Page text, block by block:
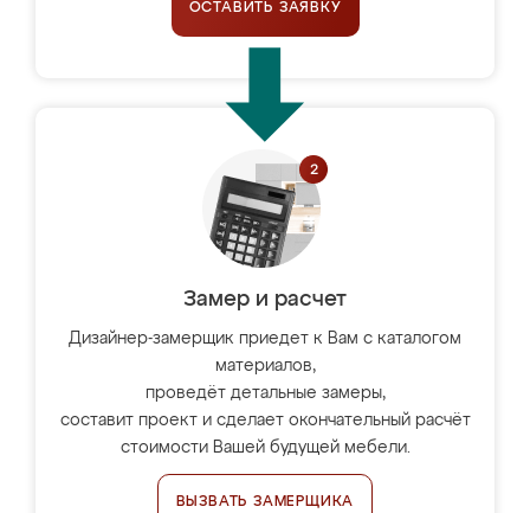
ОСТАВИТЬ ЗАЯВКУ
Замер и расчет
Дизайнер-замерщик приедет к Вам с каталогом
материалов,
проведёт детальные замеры,
составит проект и сделает окончательный расчёт
стоимости Вашей будущей мебели.
ВЫЗВАТЬ ЗАМЕРЩИКА